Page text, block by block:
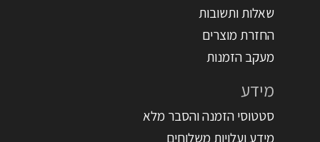
שאלות ותשובות
החזרת מוצרים
מעקב הזמנות
מידע
סטטוסי הזמנה והסבר מלא
מידע ועלויות משלוחים